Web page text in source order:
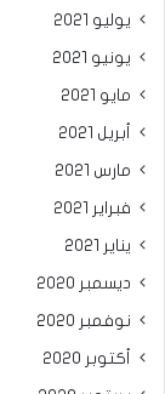
يوليو 2021
يونيو 2021
مايو 2021
أبريل 2021
مارس 2021
فبراير 2021
يناير 2021
ديسمبر 2020
نوفمبر 2020
أكتوبر 2020